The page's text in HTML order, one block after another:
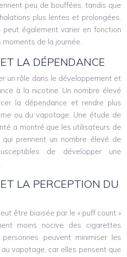
peu de bouffées, tandis que
plus lentes et prolongées.
peut également varier en fonction
de la journée.
LA DÉPENDANCE
un rôle dans le développement et
à la nicotine. Un nombre élevé
la dépendance et rendre plus
ou du vapotage. Une étude de
a montré que les utilisateurs de
prennent un nombre élevé de
de développer une
LA PERCEPTION DU
être biaisée par le « puff count »
moins nocive des cigarettes
personnes peuvent minimiser les
vapotage, car elles pensent que